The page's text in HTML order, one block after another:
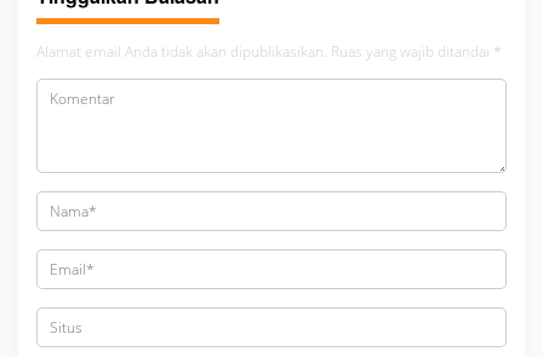
Alamat email Anda tidak akan dipublikasikan. Ruas yang wajib ditandai *